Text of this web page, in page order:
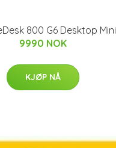
800 G6 Desktop Mini
9990 NOK
KJØP NÅ